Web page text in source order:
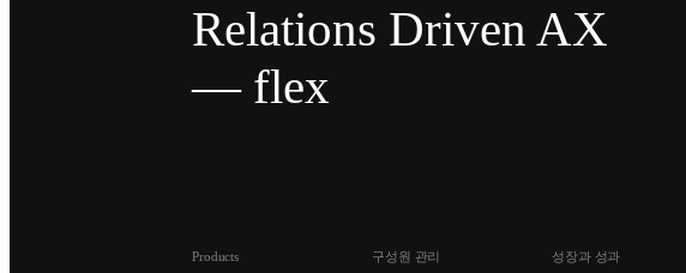
Relations Driven AX
— flex
Products 구성원 관리 성장과 성과